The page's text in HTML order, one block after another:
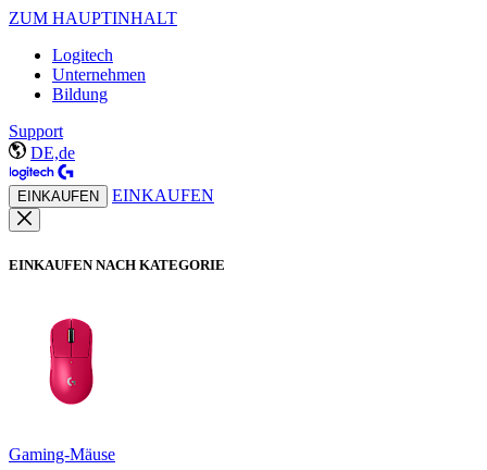
ZUM HAUPTINHALT
Logitech
Unternehmen
Bildung
Support
DE,de
EINKAUFEN EINKAUFEN
EINKAUFEN NACH KATEGORIE
Gaming-Mäuse